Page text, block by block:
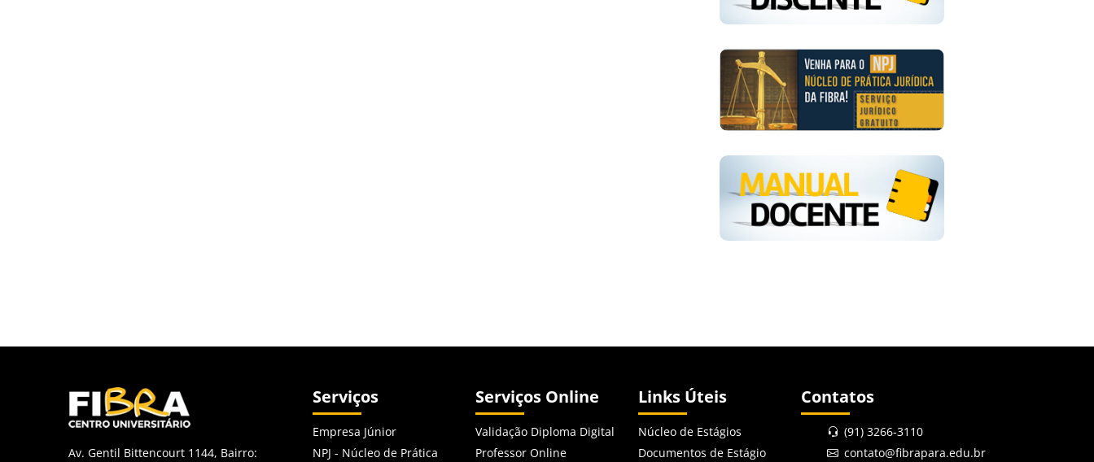
Av. Gentil Bittencourt 1144, Bairro:
Serviços
Empresa Júnior
NPJ - Núcleo de Prática
Serviços Online
Validação Diploma Digital
Professor Online
Links Úteis
Núcleo de Estágios
Documentos de Estágio
Contatos
(91) 3266-3110
contato@fibrapara.edu.br